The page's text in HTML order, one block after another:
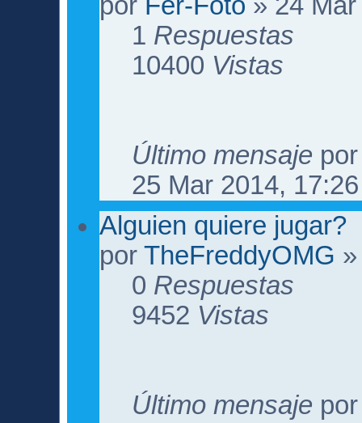
1 Respuestas
10400 Vistas
Último mensaje
25 Mar 2014, 17:26
Alguien quiere jugar?
porTheFreddyOMG
0 Respuestas
9452 Vistas
Último mensaje